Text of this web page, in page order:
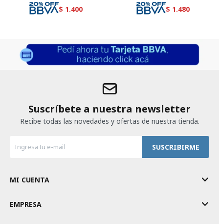
$ 1.400 $ 1.480
Suscríbete a nuestra newsletter
Recibe todas las novedades y ofertas de nuestra tienda.
SUSCRIBIRME
MI CUENTA
EMPRESA